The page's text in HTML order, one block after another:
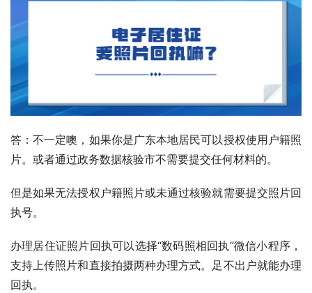
答：不一定噢，如果你是广东本地居民可以授权使用户籍照
片。或者通过政务数据核验市不需要提交任何材料的。
但是如果无法授权户籍照片或未通过核验就需要提交照片回
执号。
办理居住证照片回执可以选择“数码照相回执”微信小程序，
支持上传照片和直接拍摄两种办理方式。足不出户就能办理
回执。